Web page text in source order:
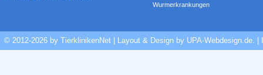
Wurmerkrankungen
© 2012-2026 by TierklinikenNet | Layout & Design by UPA-Webdesign.de.